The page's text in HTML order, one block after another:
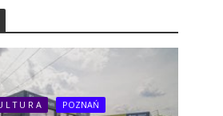
L T U R A POZNAŃ